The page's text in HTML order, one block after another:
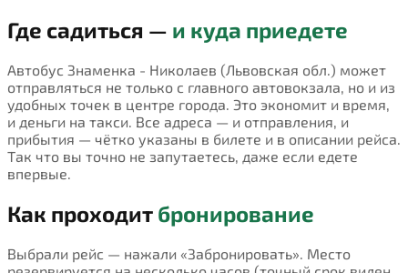
Где садиться — и куда приедете
Автобус Знаменка - Николаев (Львовская обл.) может
отправляться не только с главного автовокзала, но и из
удобных точек в центре города. Это экономит и время,
и деньги на такси. Все адреса — и отправления, и
прибытия — чётко указаны в билете и в описании рейса.
Так что вы точно не запутаетесь, даже если едете
впервые.
Как проходит бронирование
Выбрали рейс — нажали «Забронировать». Место